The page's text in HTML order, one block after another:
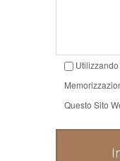
Questo Sito